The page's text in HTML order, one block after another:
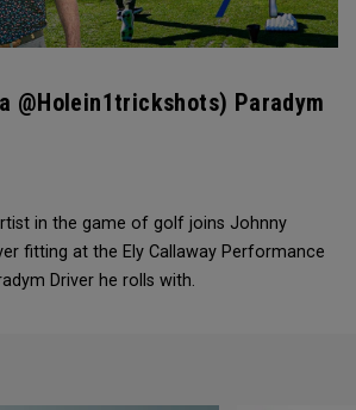
@holein1trickshots) Paradym
in the game of golf joins Johnny
fitting at the Ely Callaway Performance
Driver he rolls with.